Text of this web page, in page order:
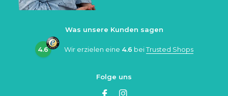
Was unsere Kunden sagen
4.6 Wir erzielen eine 4.6 beiTrusted Shops
Folge uns